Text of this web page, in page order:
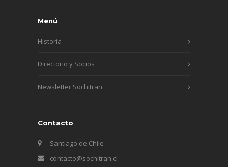
Menú
Historia
Directorio y Socios
Newsletter Sochitran
Contacto
Santiago de Chile
contacto@sochitran.cl